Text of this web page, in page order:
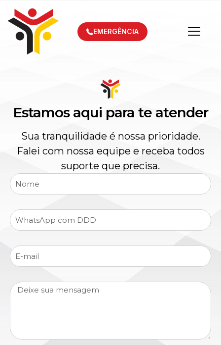
EMERGÊNCIA
Estamos aqui para te atender
Sua tranquilidade é nossa prioridade.
Falei com nossa equipe e receba todos
suporte que precisa.